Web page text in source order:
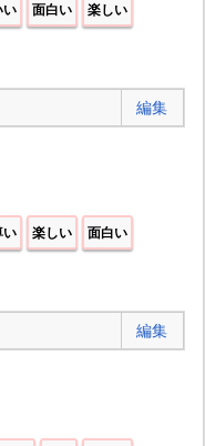
い 面白い 楽しい
編集
い 楽しい 面白い
編集